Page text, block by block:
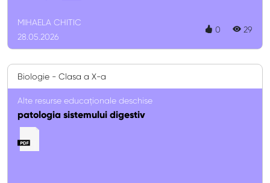
MIHAELA CHITIC
28.05.2026
0 29
Biologie - Clasa a X-a
Alte resurse educaționale deschise
patologia sistemului digestiv